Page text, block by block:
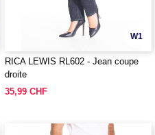
W1
RICA LEWIS RL602 - Jean coupe
droite
35,99 CHF